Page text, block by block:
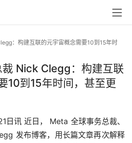
：构建互联的元宇宙概念需要10到15年时
Nick Clegg：构建互联
10到15年时间，甚至更
日讯 近日， Meta 全球事务总裁、
发布博客，用长篇文章再次解释